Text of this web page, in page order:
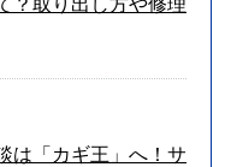
は「カギ王」へ！サ